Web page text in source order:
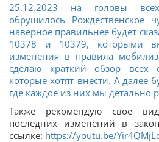
25.12.2023 на головы
обрушилось Рождественское
наверное правильнее будет
10378 и 10379, которыми
изменения в правила
сделаю краткий обзор всех
которые хотят внести. А далее
где каждое из них мы детально
Также рекомендую свое
последних изменений в
ссылке: https://youtu.be/